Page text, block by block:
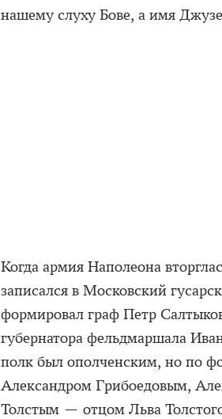
нашему слуху Бове, а имя
Когда армия Наполеона
записался в Московский
формировал граф Петр
губернатора фельдмаршала
полк был ополченским, но по
Александром Грибоедовым,
Толстым — отцом Льва